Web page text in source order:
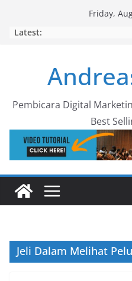
Friday,
Latest:
Pembicara Digital
Best
Jeli Dalam Melihat